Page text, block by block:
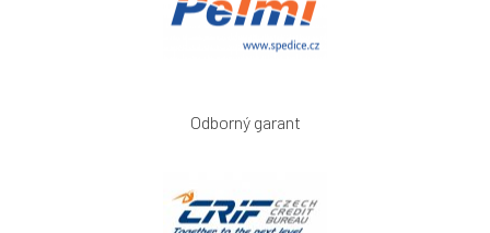
Odborný garant